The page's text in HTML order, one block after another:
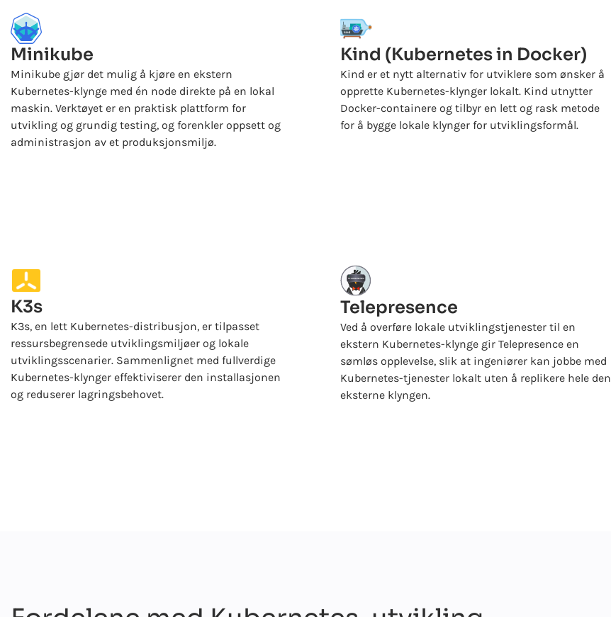
Minikube
Minikube gjør det mulig å kjøre en ekstern
Kubernetes-klynge med én node direkte på en lokal
maskin. Verktøyet er en praktisk plattform for
utvikling og grundig testing, og forenkler oppsett og
administrasjon av et produksjonsmiljø.
Kind (Kubernetes in Docker)
Kind er et nytt alternativ for utviklere som ønsker å
opprette Kubernetes-klynger lokalt. Kind utnytter
Docker-containere og tilbyr en lett og rask metode
for å bygge lokale klynger for utviklingsformål.
K3s
K3s, en lett Kubernetes-distribusjon, er tilpasset
ressursbegrensede utviklingsmiljøer og lokale
utviklingsscenarier. Sammenlignet med fullverdige
Kubernetes-klynger effektiviserer den installasjonen
og reduserer lagringsbehovet.
Telepresence
Ved å overføre lokale utviklingstjenester til en
ekstern Kubernetes-klynge gir Telepresence en
sømløs opplevelse, slik at ingeniører kan jobbe med
Kubernetes-tjenester lokalt uten å replikere hele den
eksterne klyngen.